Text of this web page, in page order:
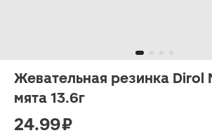
Жевательная резинка Dirol
мята 13.6г
24.99 ₽